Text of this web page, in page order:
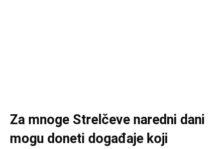
Za mnoge Strelčeve naredni dani
mogu doneti događaje koji